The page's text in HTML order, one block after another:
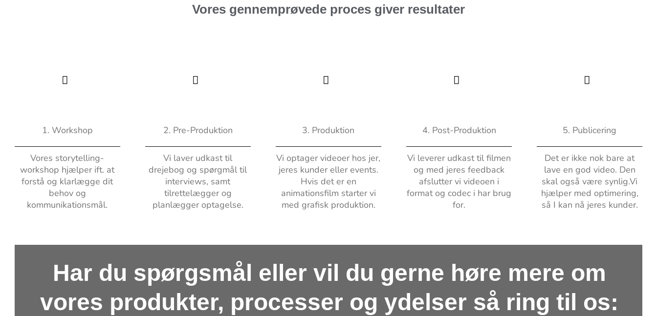
Vores gennemprøvede proces giver resultater
1. Workshop
Vores storytelling-
workshop hjælper ift. at
forstå og klarlægge dit
behov og
kommunikationsmål.
2. Pre-Produktion
Vi laver udkast til
drejebog og spørgmål til
interviews, samt
tilrettelægger og
planlægger optagelse.
3. Produktion
Vi optager videoer hos jer,
jeres kunder eller events.
Hvis det er en
animationsfilm starter vi
med grafisk produktion.
4. Post-Produktion
Vi leverer udkast til filmen
og med jeres feedback
afslutter vi videoen i
format og codec i har brug
for.
5. Publicering
Det er ikke nok bare at
lave en god video. Den
skal også være synlig.Vi
hjælper med optimering,
så I kan nå jeres kunder.
Har du spørgsmål eller vil du gerne høre mere om
vores produkter, processer og ydelser så ring til os: